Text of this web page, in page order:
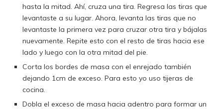
hasta la mitad. Ahí, cruza una tira. Regresa las tiras que
levantaste a su lugar. Ahora, levanta las tiras que no
levantaste la primera vez para cruzar otra tira y bájalas
nuevamente. Repite esto con el resto de tiras hacia ese
lado y luego con la otra mitad del pie.
Corta los bordes de masa con el enrejado también
dejando 1cm de exceso. Para esto yo uso tijeras de
cocina.
Dobla el exceso de masa hacia adentro para formar un